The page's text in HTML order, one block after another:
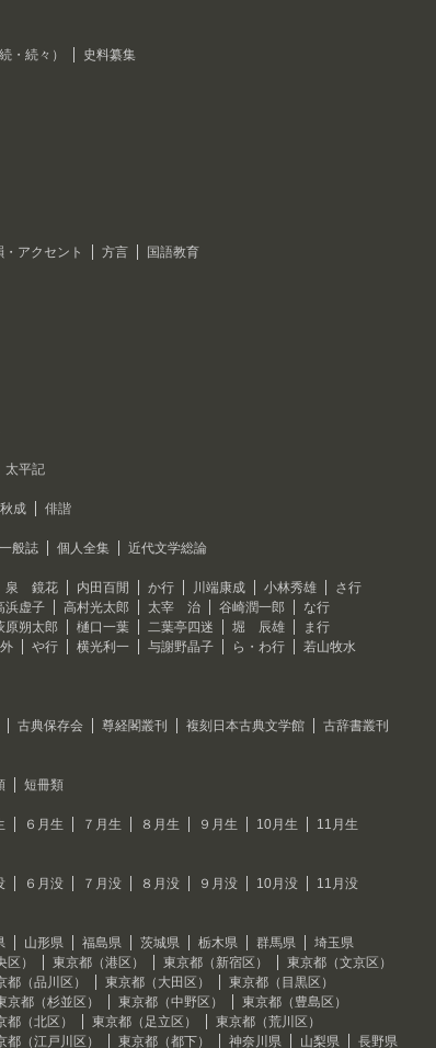
・続々）
史料纂集
アクセント 方言
国語教育
太平記
成
俳諧
般誌 個人全集
近代文学総論
泉 鏡花 内田百閒 か行 川端康成 小林秀雄
さ行
浜虚子 高村光太郎 太宰 治 谷崎潤一郎
な行
原朔太郎 樋口一葉 二葉亭四迷 堀 辰雄
ま行
や行 横光利一 与謝野晶子 ら・わ行
若山牧水
古典保存会 尊経閣叢刊 複刻日本古典文学館
古辞書叢刊
短冊類
６月生 ７月生 ８月生 ９月生 10月生
11月生
６月没 ７月没 ８月没 ９月没 10月没
11月没
山形県 福島県 茨城県 栃木県 群馬県
埼玉県
） 東京都（港区） 東京都（新宿区）
東京都（文京区）
都（品川区） 東京都（大田区）
東京都（目黒区）
京都（杉並区） 東京都（中野区）
東京都（豊島区）
都（北区） 東京都（足立区）
東京都（荒川区）
都（江戸川区） 東京都（都下） 神奈川県 山梨県 長野県